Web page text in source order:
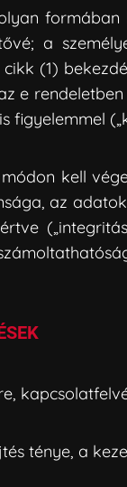
formában
a
cikk (1)
e
figyelemmel
kell
az
ténye, a